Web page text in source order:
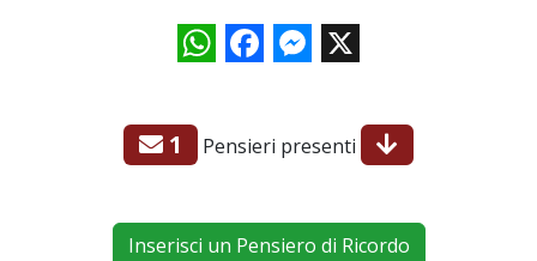
WhatsAppFacebookMessenger
X
1 Pensieri presenti
Inserisci un Pensiero di Ricordo